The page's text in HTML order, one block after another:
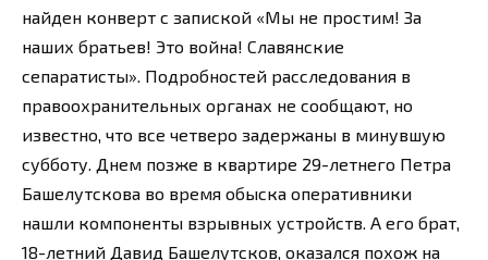
найден конверт с запиской «Мы не простим! За
наших братьев! Это война! Славянские
сепаратисты». Подробностей расследования в
правоохранительных органах не сообщают, но
известно, что все четверо задержаны в минувшую
субботу. Днем позже в квартире 29-летнего Петра
Башелутскова во время обыска оперативники
нашли компоненты взрывных устройств. А его брат,
18-летний Давид Башелутсков, оказался похож на